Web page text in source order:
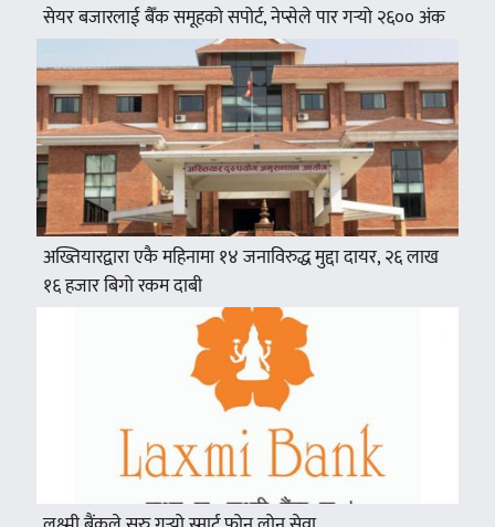
सेयर बजारलाई बैँक समूहको सपोर्ट, नेप्सेले पार गर्‍यो २६०० अंक
अख्तियारद्वारा एकै महिनामा १४ जनाविरुद्ध मुद्दा दायर, २६ लाख
१६ हजार बिगो रकम दाबी